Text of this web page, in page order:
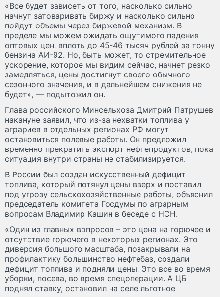
«Все будет зависеть от того, насколько сильно
начнут затоваривать биржу и насколько сильно
пойдут объемы через биржевой механизм. В
пределе мы можем ожидать ощутимого падения
оптовых цен, вплоть до 45-46 тысяч рублей за тонну
бензина АИ-92. Но, быть может, то стремительное
ускорение, которое мы видим сейчас, начнет резко
замедляться, цены достигнут своего обычного
сезонного значения, и в дальнейшем снижения не
будет», — подытожил он.
Глава российского Минсельхоза Дмитрий Патрушев
накануне заявил, что из-за нехватки топлива у
аграриев в отдельных регионах РФ могут
остановиться полевые работы. Он предложил
временно прекратить экспорт нефтепродуктов, пока
ситуация внутри страны не стабилизируется.
В России был создан искусственный дефицит
топлива, который потянул цены вверх и поставил
под угрозу сельскохозяйственные работы, объяснил
председатель комитета Госдумы по аграрным
вопросам Владимир Кашин в беседе с НСН.
«Один из главных вопросов – это цена на горючее и
отсутствие горючего в некоторых регионах. Это
диверсия большого масштаба, позакрывали на
профилактику большинство нефтебаз, создали
дефицит топлива и подняли цены. Это все во время
уборки, посева, во время спецоперации. А ЦБ
поднял ставку, остановил на селе льготное